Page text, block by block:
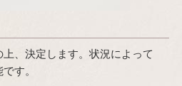
、決定します。状況によって
す。